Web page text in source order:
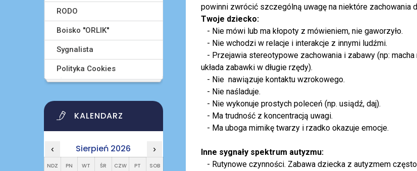
powinni zwrócić szczególną uwagę na niektóre zachowania
Twoje dziecko:
- Nie mówi lub ma kłopoty z mówieniem, nie gaworzyło.
- Nie wchodzi w relacje i interakcje z innymi ludźmi.
- Przejawia stereotypowe zachowania i zabawy (np:
układa zabawki w długie rzędy).
- Nie nawiązuje kontaktu wzrokowego.
- Nie naśladuje.
- Nie wykonuje prostych poleceń (np. usiądź, daj).
- Ma trudność z koncentracją uwagi.
- Ma uboga mimikę twarzy i rzadko okazuje emocje.
Inne sygnały spektrum autyzmu:
- Rutynowe czynności. Zabawa dziecka z autyzmem
RODO
Boisko ''ORLIK''
Sygnalista
Polityka Cookies
KALENDARZ
‹ Sierpień 2026 ›
NDZ PN WT ŚR CZW PT SOB